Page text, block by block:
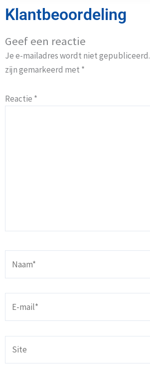
Klantbeoordeling
Geef een reactie
Je e-mailadres wordt niet gepubliceerd.
zijn gemarkeerd met *
Reactie *
mail*